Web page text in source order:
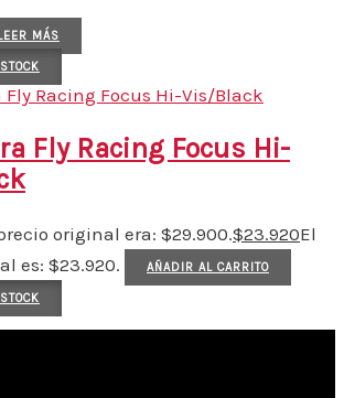
MÁS
Fly Racing Focus Hi-
original era: $29.900.$23.920El
es: $23.920.
AÑADIR AL CARRITO